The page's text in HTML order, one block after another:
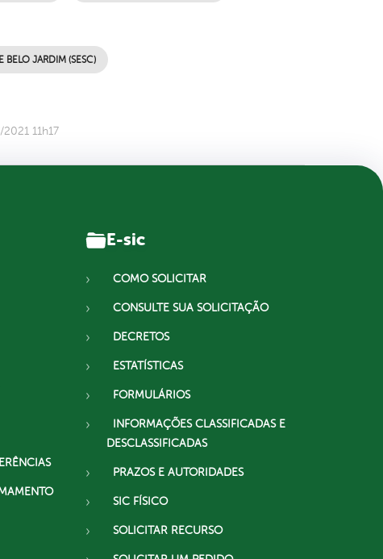
JARDIM (SESC)
11h17
E-sic
COMO SOLICITAR
CONSULTE SUA SOLICITAÇÃO
DECRETOS
ESTATÍSTICAS
FORMULÁRIOS
INFORMAÇÕES CLASSIFICADAS E
DESCLASSIFICADAS
PRAZOS E AUTORIDADES
SIC FÍSICO
SOLICITAR RECURSO